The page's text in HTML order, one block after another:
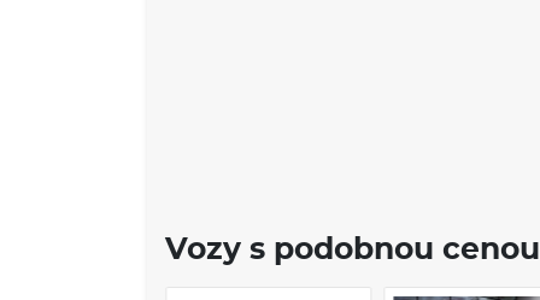
Vozy s podobnou cenou